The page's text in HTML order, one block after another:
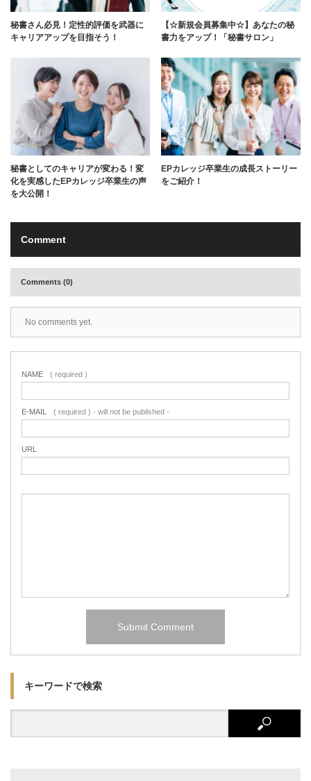
秘書さん必見！定性的評価を武器に
キャリアアップを目指そう！
【☆新規会員募集中☆】あなたの秘
書力をアップ！「秘書サロン」
秘書としてのキャリアが変わる！変
化を実感したEPカレッジ卒業生の声
を大公開！
EPカレッジ卒業生の成長ストーリー
をご紹介！
Comment
Comments (0)
No comments yet.
NAME ( required )
E-MAIL ( required ) - will not be published -
URL
キーワードで検索